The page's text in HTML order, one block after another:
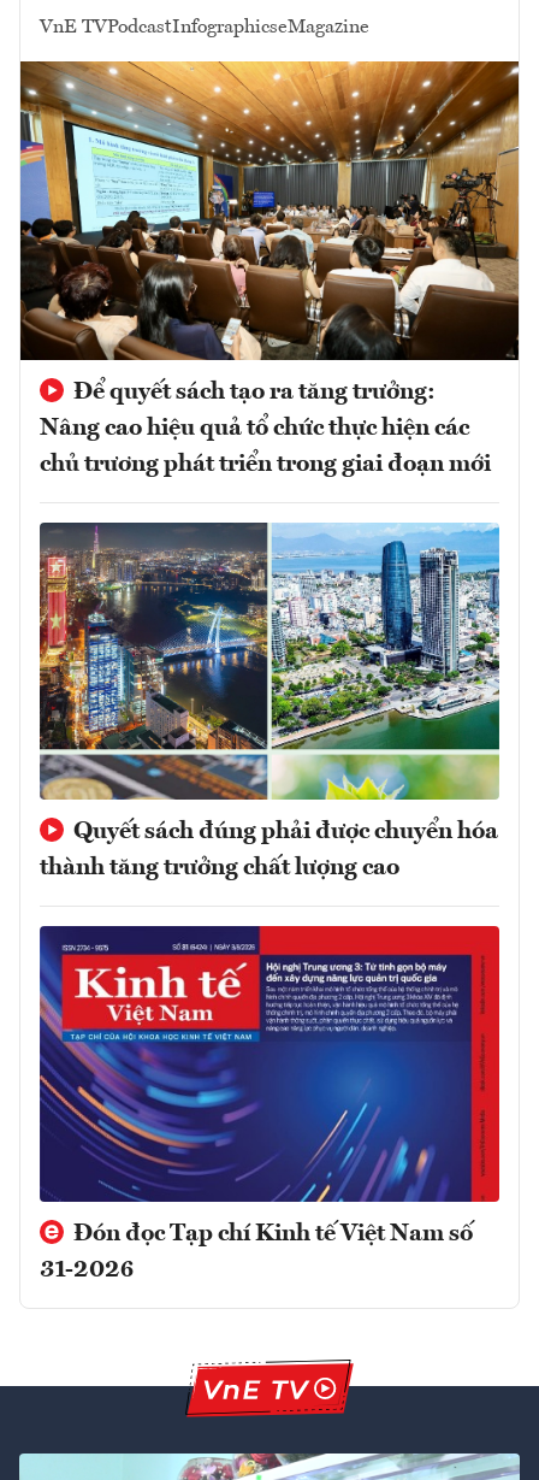
VnE TVPodcastInfographicseMagazine
Để quyết sách tạo ra tăng trưởng:
Nâng cao hiệu quả tổ chức thực hiện các
chủ trương phát triển trong giai đoạn mới
Quyết sách đúng phải được chuyển hóa
thành tăng trưởng chất lượng cao
Đón đọc Tạp chí Kinh tế Việt Nam số
31-2026